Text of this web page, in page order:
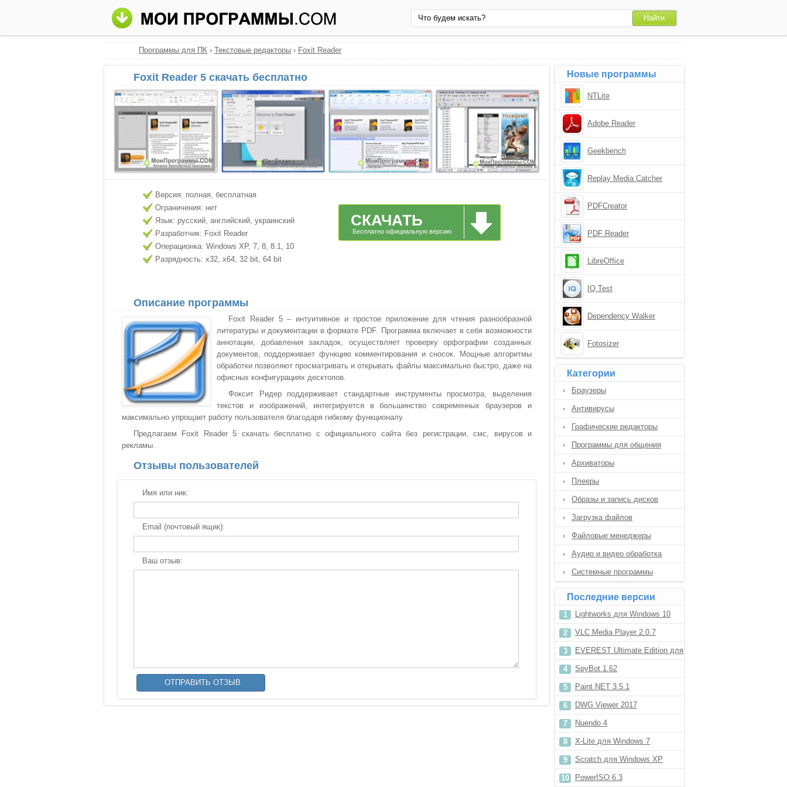
Программы для ПК › Текстовые редакторы › Foxit Reader
Foxit Reader 5 скачать бесплатно
Версия: полная, бесплатная
Ограничения: нет
Язык: русский, английский, украинский
Разработчик: Foxit Reader
Операционка: Windows XP, 7, 8, 8.1, 10
Разрядность: x32, x64, 32 bit, 64 bit
СКАЧАТЬ
Бесплатно официальную версию
Описание программы
Foxit Reader 5 – интуитивное и простое приложение для чтения разнообразной
литературы и документации в формате PDF. Программа включает в себя возможности
аннотации, добавления закладок, осуществляет проверку орфографии созданных
документов, поддерживает функцию комментирования и сносок. Мощные алгоритмы
обработки позволяют просматривать и открывать файлы максимально быстро, даже на
офисных конфигурациях десктопов.
Фоксит Ридер поддерживает стандартные инструменты просмотра, выделения
текстов и изображений, интегрируется в большинство современных браузеров и
максимально упрощает работу пользователя благодаря гибкому функционалу.
Предлагаем Foxit Reader 5 скачать бесплатно с официального сайта без регистрации, смс, вирусов и
рекламы.
Отзывы пользователей
Имя или ник:
Email (почтовый ящик):
Ваш отзыв:
Новые программы
NTLite
Adobe Reader
Geekbench
Replay Media Catcher
PDFCreator
PDF Reader
LibreOffice
IQ Test
Dependency Walker
Fotosizer
Категории
Браузеры
Антивирусы
Графические редакторы
Программы для общения
Архиваторы
Плееры
Образы и запись дисков
Загрузка файлов
Файловые менеджеры
Аудио и видео обработка
Системные программы
Последние версии
Lightworks для Windows 10
VLC Media Player 2.0.7
EVEREST Ultimate Edition для
Windows 10
SpyBot 1.62
Paint.NET 3.5.1
DWG Viewer 2017
Nuendo 4
X-Lite для Windows 7
Scratch для Windows XP
PowerISO 6.3